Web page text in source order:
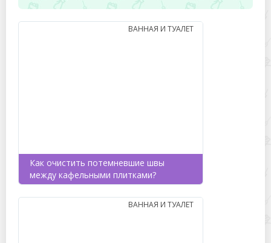
Как очистить потемневшие швы
между кафельными плитками?
ВАННАЯ И ТУАЛЕТ
ВАННАЯ И ТУАЛЕТ